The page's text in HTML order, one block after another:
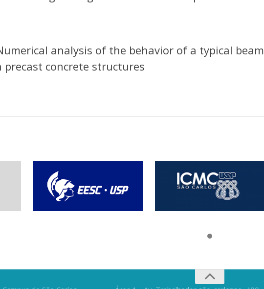
analysis of the behavior of a typical
precast concrete structures